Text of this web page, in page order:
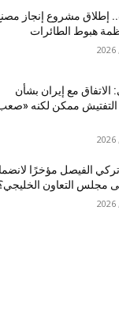
إطلاق مشروع إنجاز
هبوط الطائرات
مع إيران بشأن
التفتيش ممكن لكنه
الفيصل مؤخرًا
مجلس التعاون